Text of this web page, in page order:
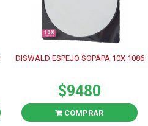
DISWALD ESPEJO SOPAPA 10X 1086
$9480
COMPRAR